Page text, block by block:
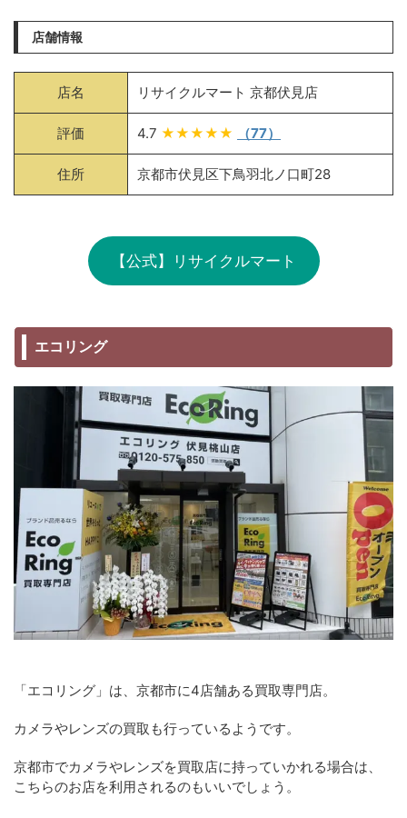
店舗情報
店名 リサイクルマート 京都伏見店
評価 4.7 ★★★★★ （77）
住所 京都市伏見区下鳥羽北ノ口町28
【公式】リサイクルマート
エコリング
「エコリング」は、京都市に4店舗ある買取専門店。
カメラやレンズの買取も行っているようです。
京都市でカメラやレンズを買取店に持っていかれる場合は、
こちらのお店を利用されるのもいいでしょう。